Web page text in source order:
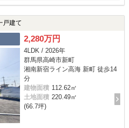
戸建て
2,280万円
4LDK / 2026年
群馬県高崎市新町
湘南新宿ライン高海 新町 徒歩14
分
建物面積 112.62㎡
土地面積 220.49㎡
(66.7坪)